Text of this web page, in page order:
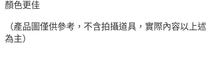
顏色更佳
（產品圖僅供參考，不含拍攝道具，實際內容以上述
為主）